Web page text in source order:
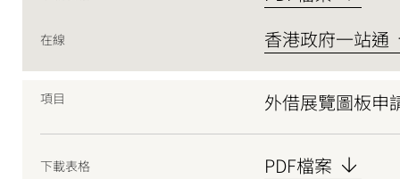
在線 香港政府一站通
項目 外借展覽圖板申
下載表格 PDF檔案